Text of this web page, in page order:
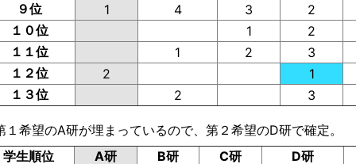
９位
1 4 3
2
１０位
1 2
１１位
1 2
3
１２位
2 1
１３位
2 3
１希望のA研が埋まっているので、第２希望のD研で確定。
学生順位
A研 B研 C研 D研